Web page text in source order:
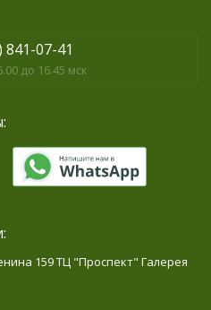
841-07-41
до 16.45 мск
159 ТЦ "Проспект" Галерея